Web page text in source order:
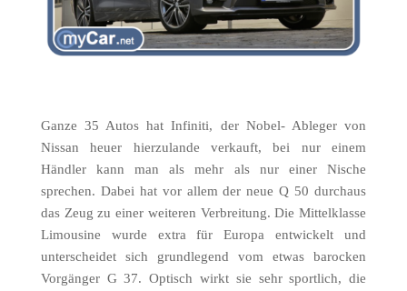
Ganze 35 Autos hat Infiniti, der Nobel- Ableger von
Nissan heuer hierzulande verkauft, bei nur einem
Händler kann man als mehr als nur einer Nische
sprechen. Dabei hat vor allem der neue Q 50 durchaus
das Zeug zu einer weiteren Verbreitung. Die Mittelklasse
Limousine wurde extra für Europa entwickelt und
unterscheidet sich grundlegend vom etwas barocken
Vorgänger G 37. Optisch wirkt sie sehr sportlich, die